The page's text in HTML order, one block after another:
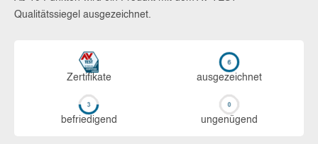
Qualitätssiegel ausgezeichnet.
Zerti­fikate aus­ge­zeich­net
be­frie­di­gend un­ge­nü­gend